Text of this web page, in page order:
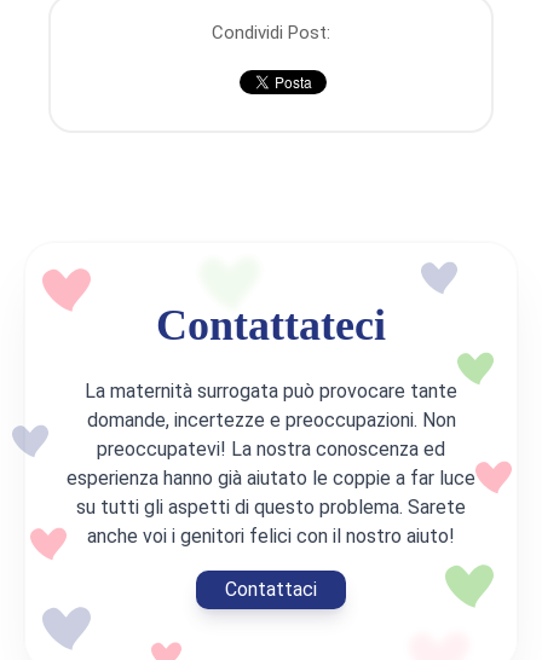
Condividi Post:
Contattateci
La maternità surrogata può provocare tante
domande, incertezze e preoccupazioni. Non
preoccupatevi! La nostra conoscenza ed
esperienza hanno già aiutato le coppie a far luce
su tutti gli aspetti di questo problema. Sarete
anche voi i genitori felici con il nostro aiuto!
Contattaci